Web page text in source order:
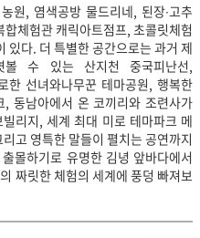
원, 염색공방 물드리네, 된장∙고추
체험관 캐릭아트점프, 초콜릿체험
있다. 더 특별한 공간으로는 과거 제
수 있는 산지천 중국피난선,
선녀와나무꾼 테마공원, 행복한
동남아에서 온 코끼리와 조련사가
리지, 세계 최대 미로 테마파크 메
고 영특한 말들이 펼치는 공연까지
몰하기로 유명한 김녕 앞바다에서
짜릿한 체험의 세계에 풍덩 빠져보